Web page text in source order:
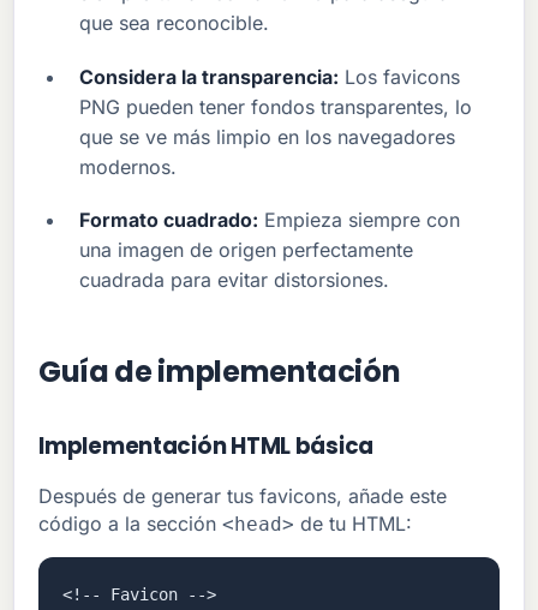
que sea reconocible.
Considera la transparencia: Los favicons
PNG pueden tener fondos transparentes, lo
que se ve más limpio en los navegadores
modernos.
Formato cuadrado: Empieza siempre con
una imagen de origen perfectamente
cuadrada para evitar distorsiones.
Guía de implementación
Implementación HTML básica
Después de generar tus favicons, añade este
código a la sección<head> de tu HTML:
<!-- Favicon -->